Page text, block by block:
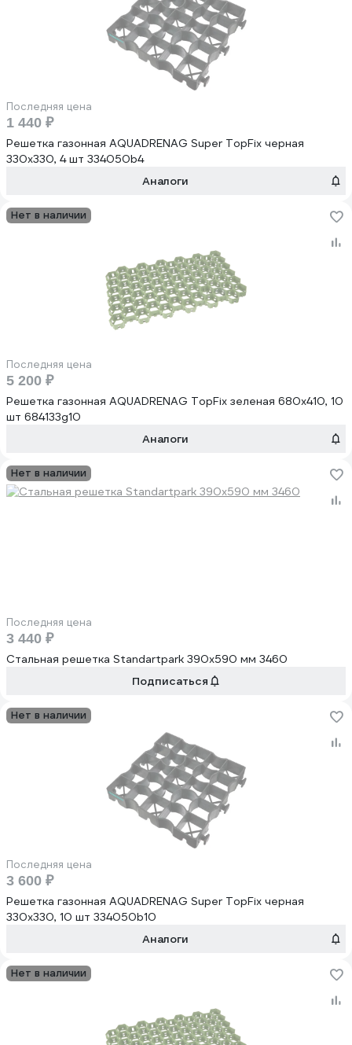
Последняя цена
1 440 ₽
Решетка газонная AQUADRENAG Super TopFix черная
330x330, 4 шт 334050b4
Аналоги
Нет в наличии
Последняя цена
5 200 ₽
Решетка газонная AQUADRENAG TopFix зеленая 680x410, 10
шт 684133g10
Аналоги
Нет в наличии
Последняя цена
3 440 ₽
Стальная решетка Standartpark 390х590 мм 3460
Подписаться
Нет в наличии
Последняя цена
3 600 ₽
Решетка газонная AQUADRENAG Super TopFix черная
330x330, 10 шт 334050b10
Аналоги
Нет в наличии